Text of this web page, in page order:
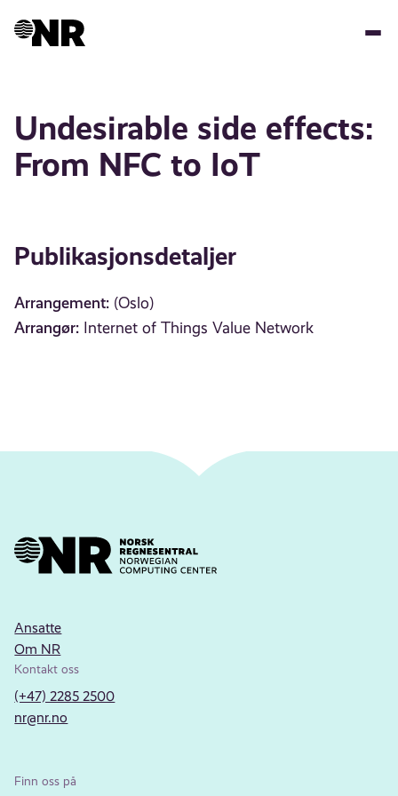
Undesirable side effects:
From NFC to IoT
Publikasjonsdetaljer
Arrangement: (Oslo)
Arrangør: Internet of Things Value Network
Ansatte
Om NR
Kontakt oss
(+47) 2285 2500
nr@nr.no
Finn oss på